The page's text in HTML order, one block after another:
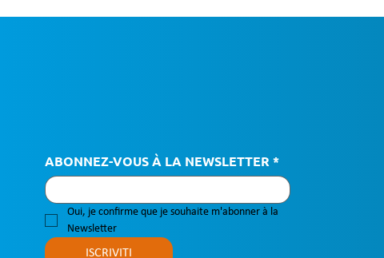
ABONNEZ-VOUS À LA NEWSLETTER*
Oui, je confirme que je souhaite m'abonner à la
Newsletter
ISCRIVITI